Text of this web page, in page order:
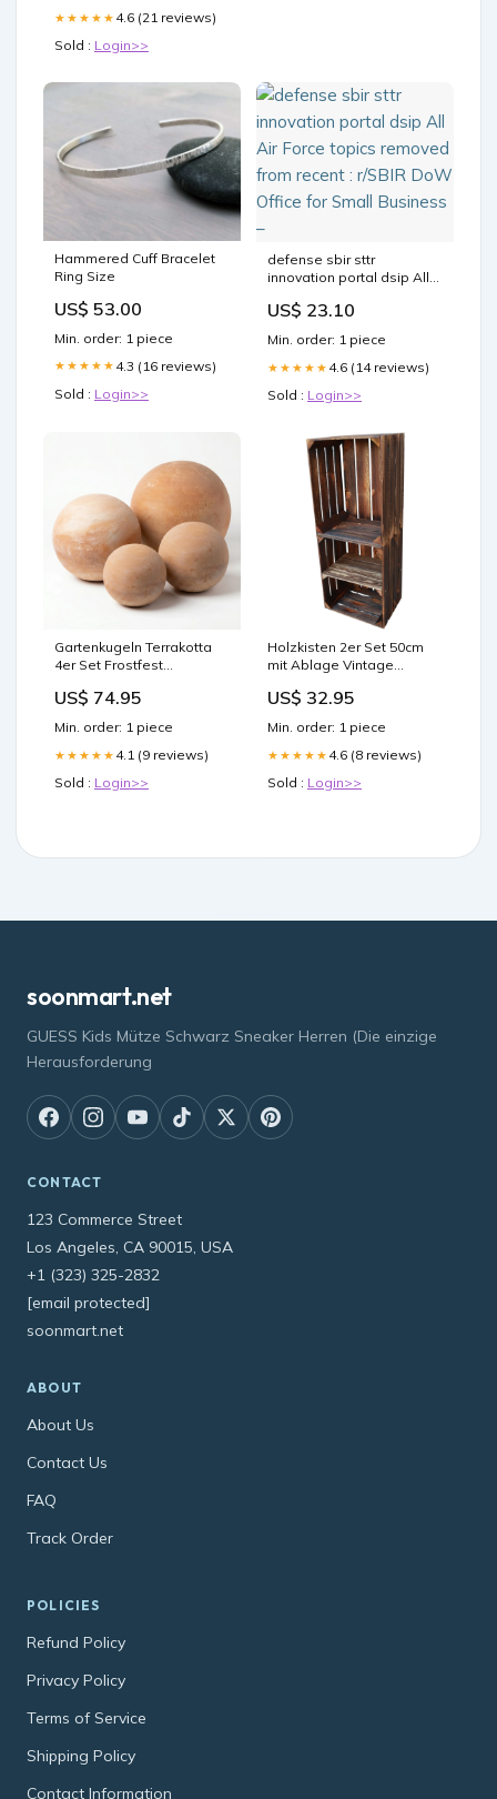
★★★★★ 4.6 (21 reviews)
Sold : Login>>
Hammered Cuff Bracelet
Ring Size
US$ 53.00
Min. order: 1 piece
★★★★★ 4.3 (16 reviews)
Sold : Login>>
defense sbir sttr
innovation portal dsip All
from recent : r/SBIR DoW
Office for Small Business –
US$ 23.10
Min. order: 1 piece
★★★★★ 4.6 (14 reviews)
Sold : Login>>
Gartenkugeln Terrakotta
4er Set Frostfest
US$ 74.95
Min. order: 1 piece
★★★★★ 4.1 (9 reviews)
Sold : Login>>
Holzkisten 2er Set 50cm
mit Ablage Vintage
US$ 32.95
Min. order: 1 piece
★★★★★ 4.6 (8 reviews)
Sold : Login>>
soonmart.net
GUESS Kids Mütze Schwarz Sneaker Herren (Die einzige
Herausforderung
CONTACT
123 Commerce Street
Los Angeles, CA 90015, USA
+1 (323) 325-2832
[email protected]
soonmart.net
ABOUT
About Us
Contact Us
FAQ
Track Order
POLICIES
Refund Policy
Privacy Policy
Terms of Service
Shipping Policy
Contact Information